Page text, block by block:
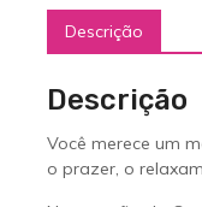
Descrição
Descrição
Você merece um
o prazer, o